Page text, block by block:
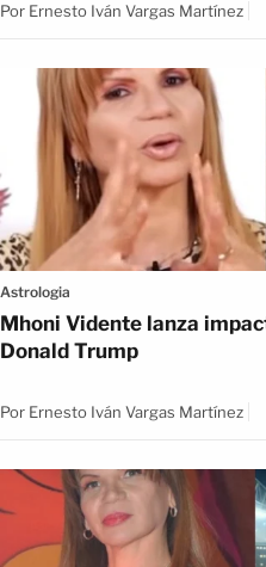
Por Ernesto Iván Vargas Martínez
Astrologia
Mhoni Vidente lanza
Donald Trump
Por Ernesto Iván Vargas Martínez